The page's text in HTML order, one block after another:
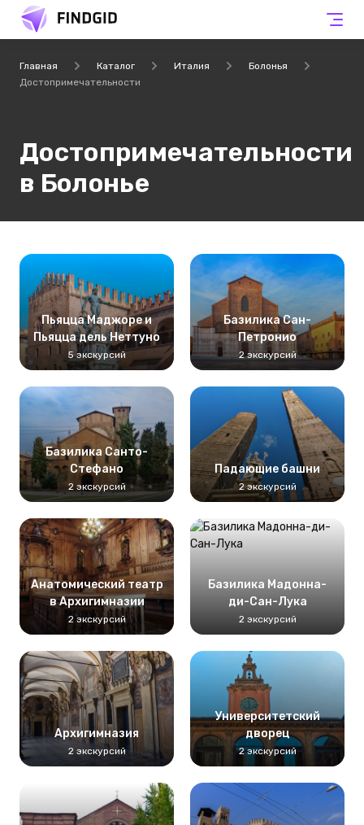
Главная Каталог Италия
Болонья
Достопримечательности
Достопримечательности
в Болонье
Пьяцца Маджоре и
Пьяцца дель Неттуно
5 экскурсий
Базилика Сан-
Петронио
2 экскурсий
Базилика Санто-
Стефано
2 экскурсий
Падающие башни
2 экскурсий
Анатомический театр
в Архигимназии
2 экскурсий
Базилика Мадонна-
ди-Сан-Лука
2 экскурсий
Архигимназия
2 экскурсий
Университетский
дворец
2 экскурсий